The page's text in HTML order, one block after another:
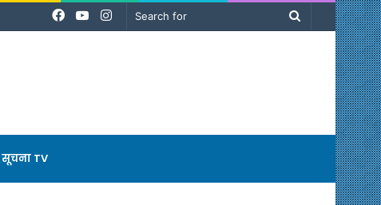
Search
Instagram
YouTube
Facebook
सूचना TV